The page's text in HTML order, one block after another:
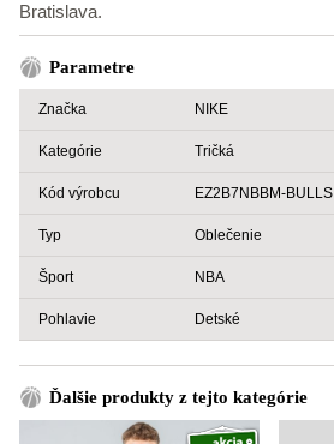
Bratislava.
Parametre
Značka NIKE
Kategórie Tričká
Kód výrobcu EZ2B7NBBM-BULLS
Typ Oblečenie
Šport NBA
Pohlavie Detské
Ďalšie produkty z tejto kategórie